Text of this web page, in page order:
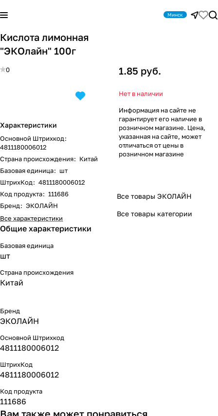
Минск
Кислота лимонная
"ЭКОлайн" 100г
0
Характеристики
Основной Штрихкод:
4811180006012
Страна происхождения: Китай
Базовая единица: шт
ШтрихКод: 4811180006012
Код продукта: 111686
Бренд: ЭКОЛАЙН
Все характеристики
1.85 руб.
Нет в наличии
Информация на сайте не
гарантирует его наличие в
розничном магазине. Цена,
указанная на сайте, может
отличаться от цены в
розничном магазине
Все товары ЭКОЛАЙН
Все товары категории
Общие характеристики
Базовая единица
шт
Страна происхождения
Китай
Бренд
ЭКОЛАЙН
Основной Штрихкод
4811180006012
ШтрихКод
4811180006012
Код продукта
111686
Вам также может понравиться